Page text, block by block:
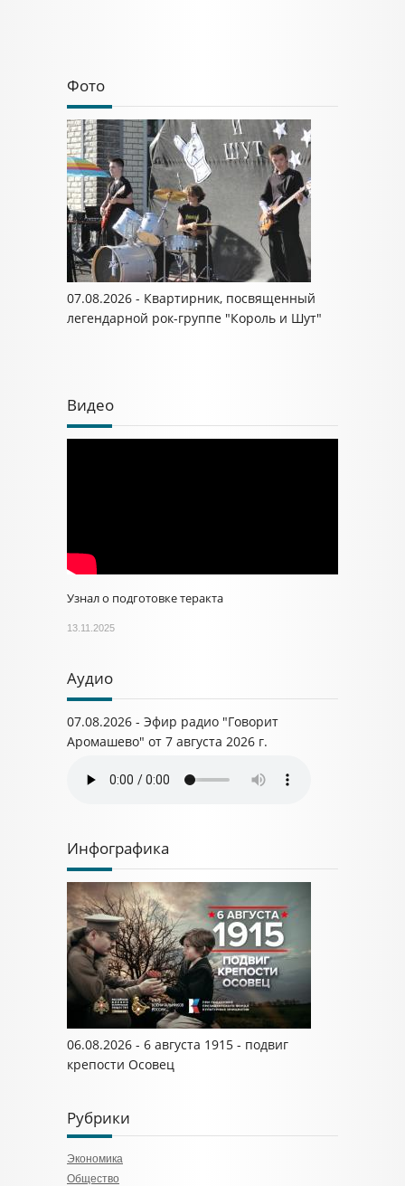
Фото
07.08.2026 - Квартирник, посвященный
легендарной рок-группе "Король и Шут"
Видео
Узнал о подготовке теракта
13.11.2025
Аудио
07.08.2026 - Эфир радио "Говорит
Аромашево" от 7 августа 2026 г.
Инфографика
06.08.2026 - 6 августа 1915 - подвиг
крепости Осовец
Рубрики
Экономика
Общество